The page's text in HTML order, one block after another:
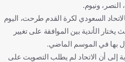
النصر، ونيوم.
السعودي لكرة القدم طرحت، اليوم
يختار الأندية بين الموافقة على تغيير
بها في الموسم الماضي.
إلى أن الاتحاد لم يطلب التصويت على